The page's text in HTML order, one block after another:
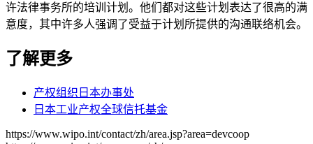
许法律事务所的培训计划。他们都对这些计划表达了很高的满
意度，其中许多人强调了受益于计划所提供的沟通联络机会。
了解更多
产权组织日本办事处
日本工业产权全球信托基金
https://www.wipo.int/contact/zh/area.jsp?area=devcoop